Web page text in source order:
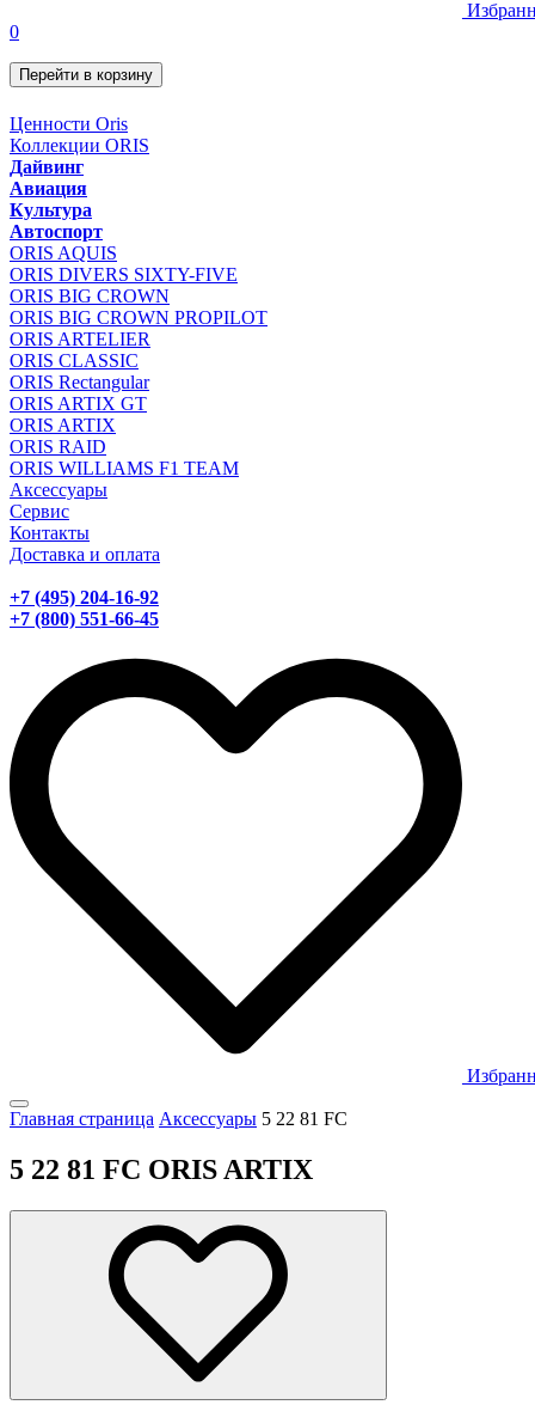
0
Перейти в корзину
Ценности Oris
Коллекции ORIS
Дайвинг
Авиация
Культура
Автоспорт
ORIS AQUIS
ORIS DIVERS SIXTY-FIVE
ORIS BIG CROWN
ORIS BIG CROWN PROPILOT
ORIS ARTELIER
ORIS CLASSIC
ORIS Rectangular
ORIS ARTIX GT
ORIS ARTIX
ORIS RAID
ORIS WILLIAMS F1 TEAM
Аксессуары
Сервис
Контакты
Доставка и оплата
+7 (495) 204-16-92
+7 (800) 551-66-45
Главная страница Аксессуары 5 22 81 FC
5 22 81 FC ORIS ARTIX